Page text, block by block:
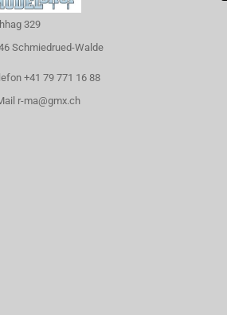
329
Schmiedrued-Walde
+41 79 771 16 88
r-ma@gmx.ch